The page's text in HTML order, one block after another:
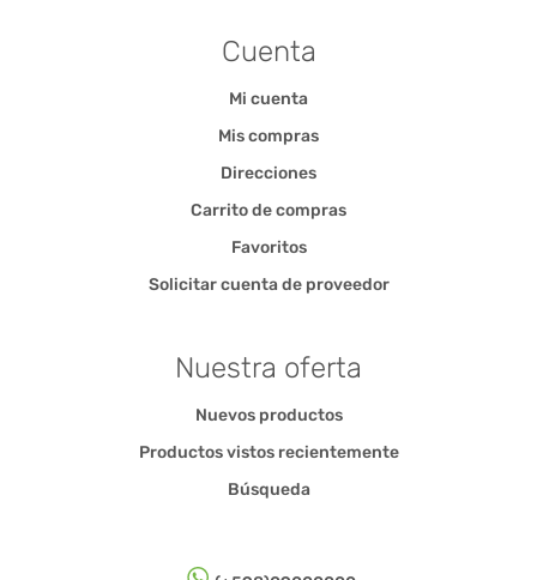
Cuenta
Mi cuenta
Mis compras
Direcciones
Carrito de compras
Favoritos
Solicitar cuenta de proveedor
Nuestra oferta
Nuevos productos
Productos vistos recientemente
Búsqueda